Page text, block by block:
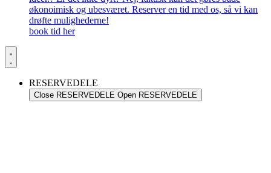
økonoimisk og ubesværet. Reserver en tid med os, så vi kan
drøfte mulighederne!
book tid her
RESERVEDELE
Close RESERVEDELE Open RESERVEDELE